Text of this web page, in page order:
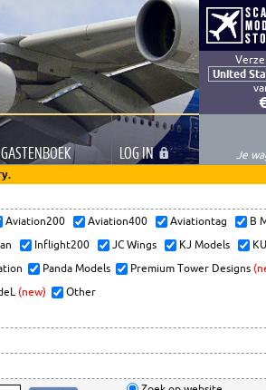
GASTENBOEK LOGIN
Je
Aviation200 Aviation400 Aviationtag
B
Inflight200 JC Wings KJ Models
Panda Models Premium Tower Designs
(new)
Other